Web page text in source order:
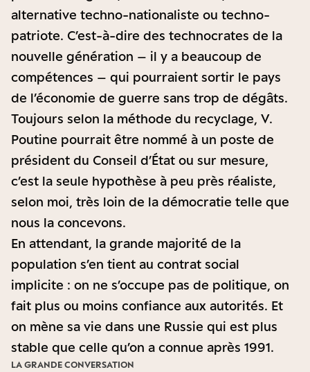
alternative techno-nationaliste ou techno-
patriote. C’est-à-dire des technocrates de la
nouvelle génération – il y a beaucoup de
compétences – qui pourraient sortir le pays
de l’économie de guerre sans trop de dégâts.
Toujours selon la méthode du recyclage, V.
Poutine pourrait être nommé à un poste de
président du Conseil d’État ou sur mesure,
c’est la seule hypothèse à peu près réaliste,
selon moi, très loin de la démocratie telle que
nous la concevons.
En attendant, la grande majorité de la
population s’en tient au contrat social
implicite : on ne s’occupe pas de politique, on
fait plus ou moins confiance aux autorités. Et
on mène sa vie dans une Russie qui est plus
stable que celle qu’on a connue après 1991.
LA GRANDE CONVERSATION